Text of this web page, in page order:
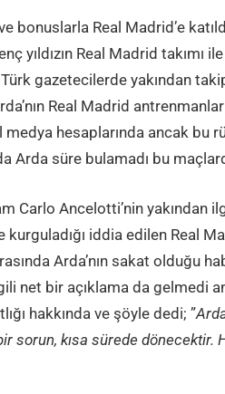
bonuslarla Real Madrid’e
yıldızın Real Madrid takımı
gazetecilerde yakından
Real Madrid
hesaplarında ancak bu
Arda süre bulamadı bu
Carlo Ancelotti’nin yakından
iddia edilen Real
Arda’nın sakat olduğu
net bir açıklama da gelmedi
hakkında ve şöyle dedi; ”
sorun, kısa sürede